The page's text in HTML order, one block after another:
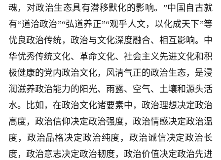
魂，对政治生态具有潜移默化的影响。”中国自古就
有“道洽政治”“弘道养正”“观乎人文，以化成天下”等
优良政治传统，政治与文化深度融合、相互影响。中
华优秀传统文化、革命文化、社会主义先进文化和积
极健康的党内政治文化，风清气正的政治生态，是浸
润滋养政治能力的阳光、雨露、空气、土壤和源头活
水。比如，在政治文化诸要素中，政治理想决定政治
高度，政治信仰决定政治强度，政治情感决定政治温
度，政治品格决定政治纯度，政治诚信决定政治长
度，政治意志决定政治韧度，政治价值决定政治先进